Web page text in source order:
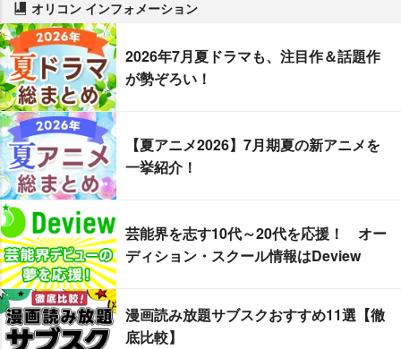
オリコン インフォメーション
2026年7月夏ドラマも、注目作＆話題作
が勢ぞろい！
【夏アニメ2026】7月期夏の新アニメを
一挙紹介！
芸能界を志す10代～20代を応援！ オー
ディション・スクール情報はDeview
漫画読み放題サブスクおすすめ11選【徹
底比較】